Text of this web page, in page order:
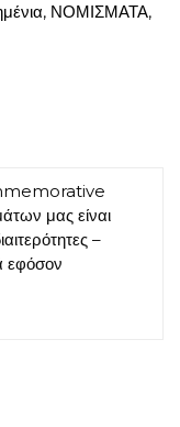
, ΝΟΜΙΣΜΑΤΑ,
μας είναι
–
εφόσον